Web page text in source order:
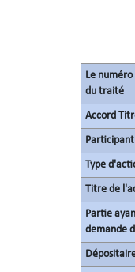
Le
du traité
Accord
Participant
Type
Titre de
Partie
demande